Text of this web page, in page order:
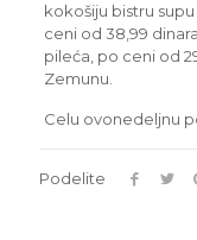
kokošiju bistru
ceni od 38,99
pileća, po ceni od
Zemunu.
Celu ovonedeljnu
Podelite